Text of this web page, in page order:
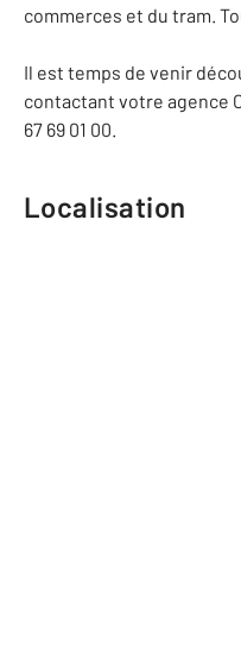
commerces et du tram.
Il est temps de venir
contactant votre agence
67 69 01 00.
Localisation